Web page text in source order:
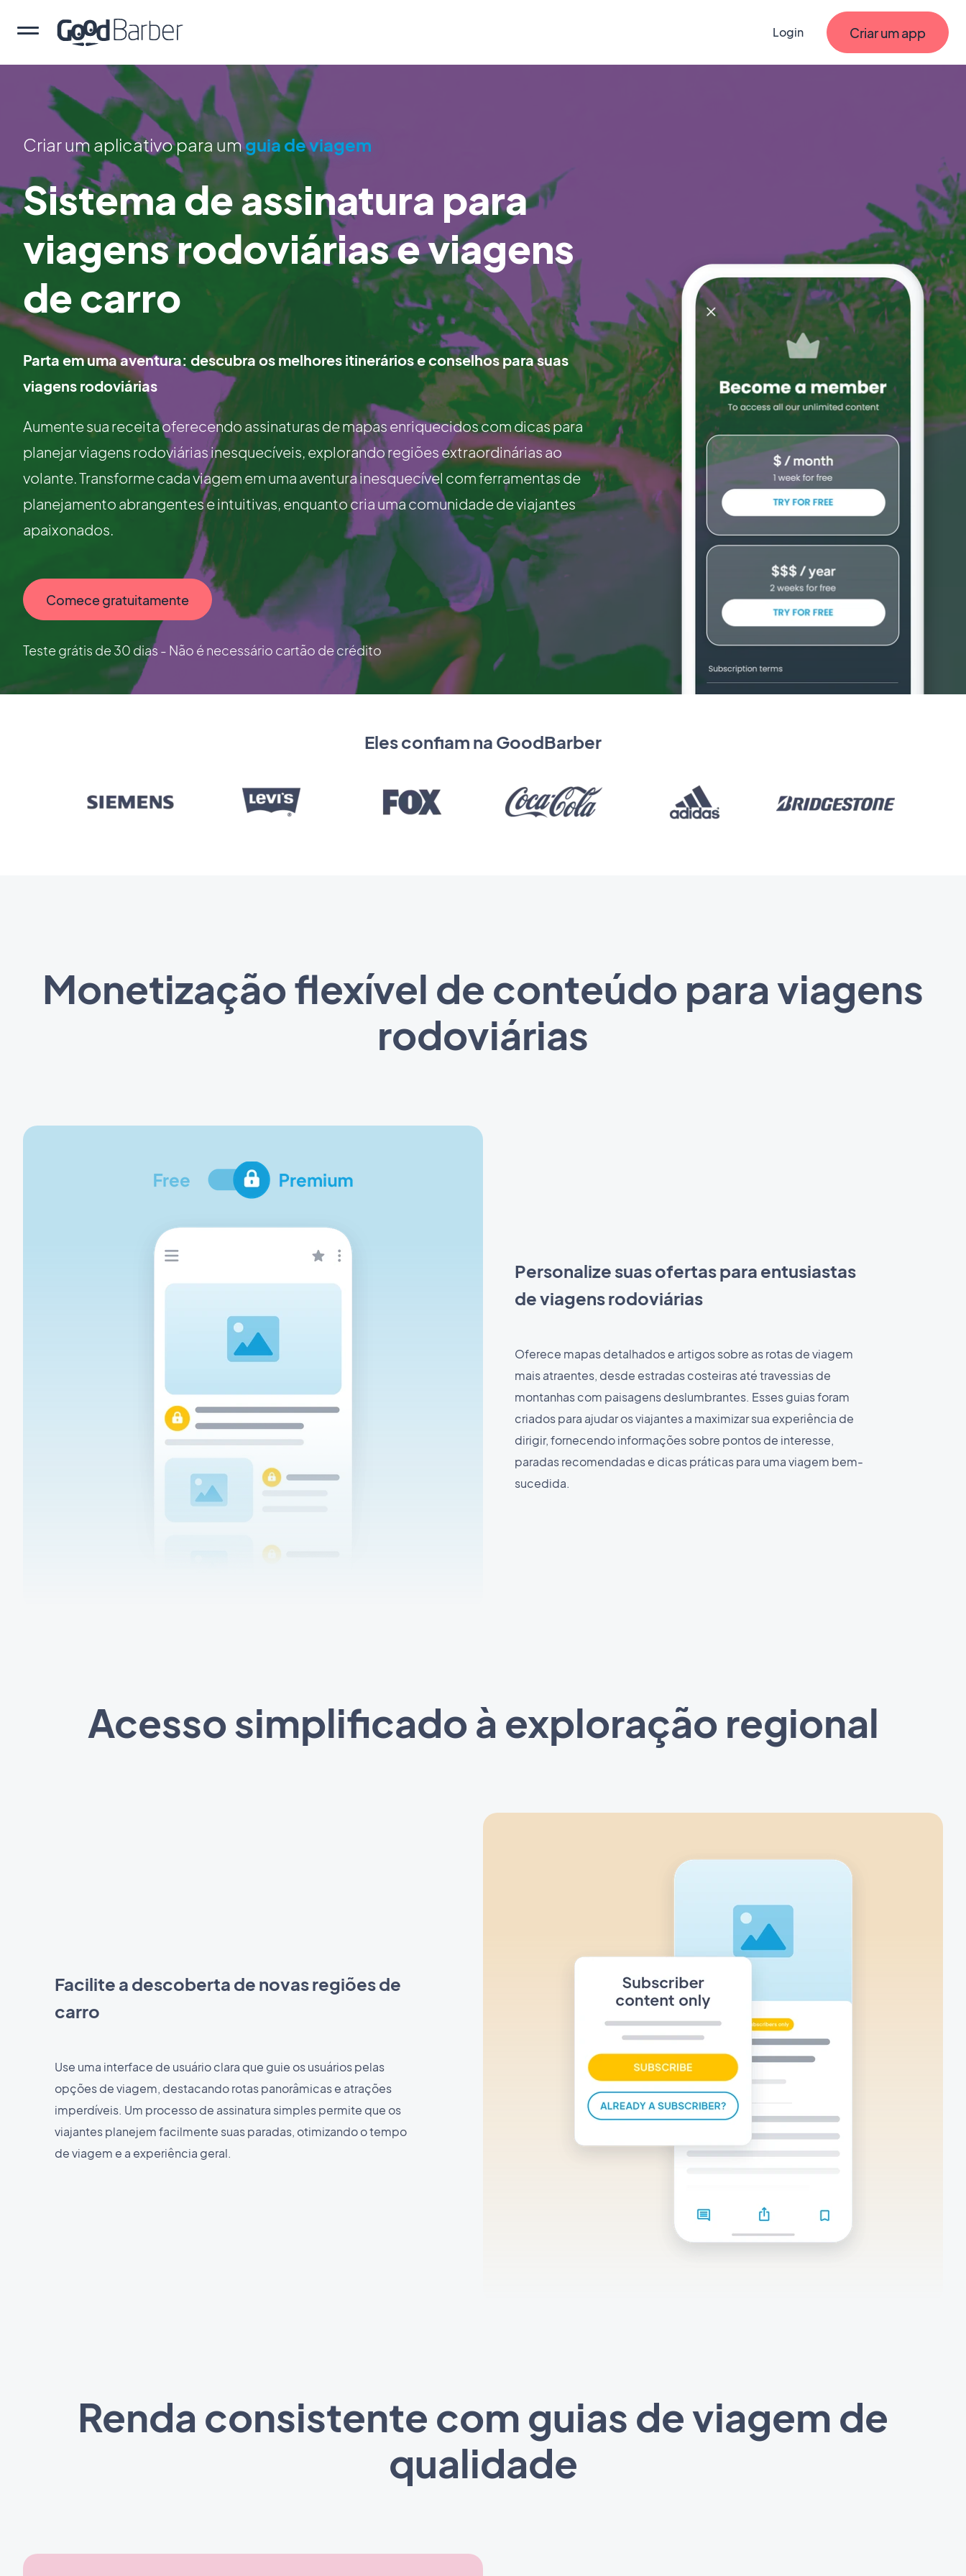
Login Criar um app
Criar um aplicativo para umguia de viagem
Sistema de assinatura para
viagens rodoviárias e viagens
de carro
Parta em uma aventura: descubra os melhores itinerários e conselhos para suas
viagens rodoviárias
Aumente sua receita oferecendo assinaturas de mapas enriquecidos com dicas para
planejar viagens rodoviárias inesquecíveis, explorando regiões extraordinárias ao
volante. Transforme cada viagem em uma aventura inesquecível com ferramentas de
planejamento abrangentes e intuitivas, enquanto cria uma comunidade de viajantes
apaixonados.
Comece gratuitamente
Teste grátis de 30 dias - Não é necessário cartão de crédito
Eles confiam na GoodBarber
Monetização flexível de conteúdo para viagens
rodoviárias
Personalize suas ofertas para entusiastas
de viagens rodoviárias
Oferece mapas detalhados e artigos sobre as rotas de viagem
mais atraentes, desde estradas costeiras até travessias de
montanhas com paisagens deslumbrantes. Esses guias foram
criados para ajudar os viajantes a maximizar sua experiência de
dirigir, fornecendo informações sobre pontos de interesse,
paradas recomendadas e dicas práticas para uma viagem bem-
sucedida.
Acesso simplificado à exploração regional
Facilite a descoberta de novas regiões de
carro
Use uma interface de usuário clara que guie os usuários pelas
opções de viagem, destacando rotas panorâmicas e atrações
imperdíveis. Um processo de assinatura simples permite que os
viajantes planejem facilmente suas paradas, otimizando o tempo
de viagem e a experiência geral.
Renda consistente com guias de viagem de
qualidade